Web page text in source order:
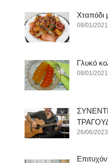
Χταπόδι
08/01/2021
Γλυκό
08/01/2021
26/06/2023